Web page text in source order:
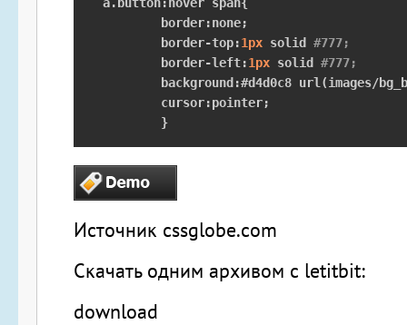
	border
:none;
	border
-top:1px solid #777;
	border
-left:1px solid #777;
	background
:#d4d0c8 url (images/
	cursor
:pointer;
}
Источник cssglobe.com
Скачать одним архивом с letitbit:
download